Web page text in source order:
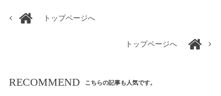
トップページへ
トップページへ
RECOMMEND こちらの記事も人気です。